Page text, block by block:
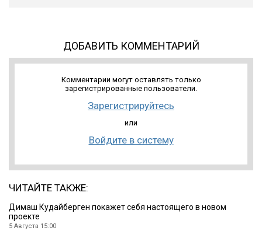
ДОБАВИТЬ КОММЕНТАРИЙ
Комментарии могут оставлять только
зарегистрированные пользователи.
Зарегистрируйтесь
или
Войдите в систему
ЧИТАЙТЕ ТАКЖЕ:
Димаш Кудайберген покажет себя настоящего в новом
проекте
5 Августа 15:00